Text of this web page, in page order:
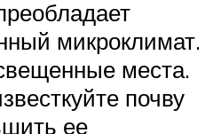
микроклимат.
места.
почву
ее